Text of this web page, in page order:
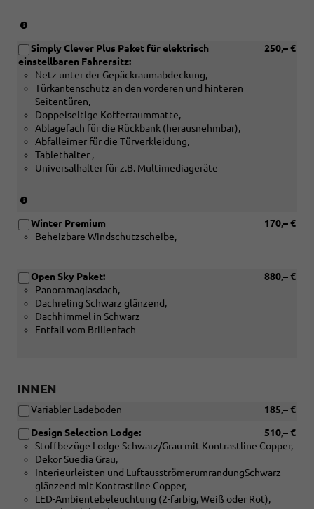
Zoll
Leichtmetallfelgen
Propus
Aero)
Verbindung
mit:
[PWA]
Elektrisch
einstellbarer
Fahrersitz
mit
elektrisch
einstellbarer
Lendenwirbelstütze)
250,– €
Simply Clever Plus Paket für elektrisch
einstellbaren Fahrersitz:
Netz unter der Gepäckraumabdeckung,
Türkantenschutz an den vorderen und hinteren
Seitentüren,
Doppelseitige Kofferraummatte,
Ablagefach für die Rückbank (herausnehmbar),
Abfalleimer für die Türverkleidung,
Tablethalter ,
Universalhalter für z.B. Multimediageräte
Verbindung
mit:
einstellbarer
Fahrersitz
mit
elektrisch
einstellbarer
Design
Suite)
170,– €
Winter Premium
Beheizbare Windschutzscheibe,
880,– €
Open Sky Paket:
Panoramaglasdach,
Dachreling Schwarz glänzend,
Dachhimmel in Schwarz
Entfall vom Brillenfach
INNEN
185,– €
Variabler Ladeboden
510,– €
Design Selection Lodge:
Stoffbezüge Lodge Schwarz/Grau mit Kontrastline Copper,
Dekor Suedia Grau,
Interieurleisten und LuftausströmerumrandungSchwarz
glänzend mit Kontrastline Copper,
LED-Ambientebeleuchtung (2-farbig, Weiß oder Rot),